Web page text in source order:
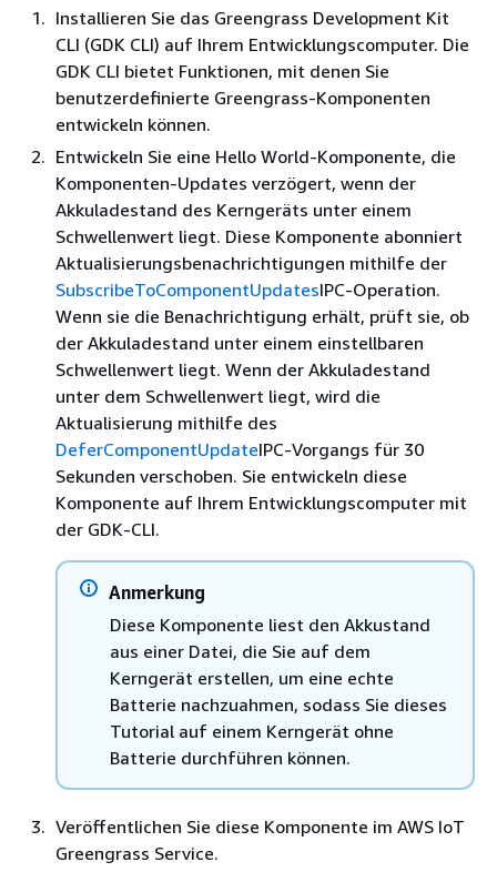
Installieren Sie das Greengrass Development Kit
CLI (GDK CLI) auf Ihrem Entwicklungscomputer. Die
GDK CLI bietet Funktionen, mit denen Sie
benutzerdefinierte Greengrass-Komponenten
entwickeln können.
Entwickeln Sie eine Hello World-Komponente, die
Komponenten-Updates verzögert, wenn der
Akkuladestand des Kerngeräts unter einem
Schwellenwert liegt. Diese Komponente abonniert
Aktualisierungsbenachrichtigungen mithilfe der
SubscribeToComponentUpdatesIPC-Operation.
Wenn sie die Benachrichtigung erhält, prüft sie, ob
der Akkuladestand unter einem einstellbaren
Schwellenwert liegt. Wenn der Akkuladestand
unter dem Schwellenwert liegt, wird die
Aktualisierung mithilfe des
DeferComponentUpdateIPC-Vorgangs für 30
Sekunden verschoben. Sie entwickeln diese
Komponente auf Ihrem Entwicklungscomputer mit
der GDK-CLI.
Anmerkung
Diese Komponente liest den Akkustand
aus einer Datei, die Sie auf dem
Kerngerät erstellen, um eine echte
Batterie nachzuahmen, sodass Sie dieses
Tutorial auf einem Kerngerät ohne
Batterie durchführen können.
Veröffentlichen Sie diese Komponente im AWS IoT
Greengrass Service.